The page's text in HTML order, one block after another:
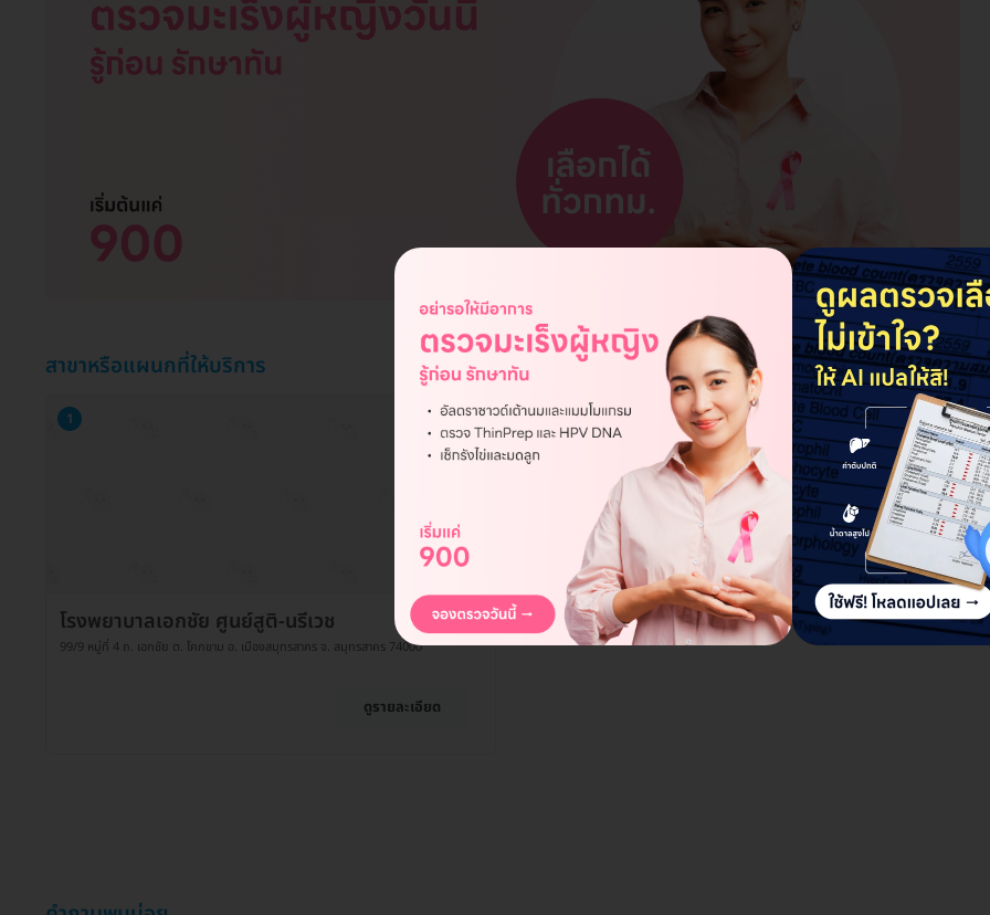
สาขาหรือแผนกที่ให้บริการ
1
โรงพยาบาลเอกชัย ศูนย์สูติ-นรีเวช
99/9 หมู่ที่ 4 ถ. เอกชัย ต. โคกขาม อ. เมืองสมุทรสาคร จ. สมุทรสาคร 74000
ดูรายละเอียด